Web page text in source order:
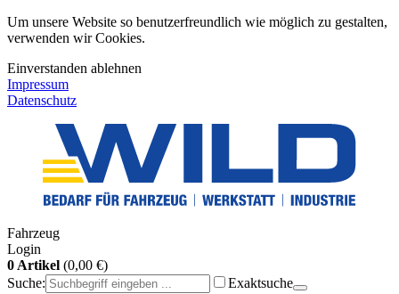
Um unsere Website so benutzerfreundlich wie möglich zu gestalten,
verwenden wir Cookies.
Einverstanden ablehnen
Impressum
Datenschutz
Fahrzeug
Login
0 Artikel (0,00 €)
Suche:
Exaktsuche